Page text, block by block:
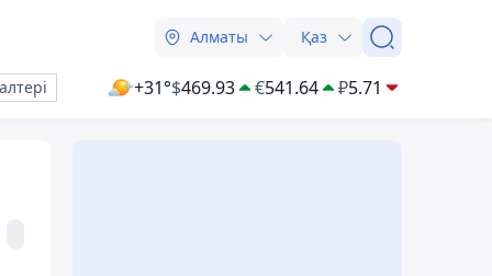
Алматы Қаз
+31°$469.93 €541.64 ₽5.71